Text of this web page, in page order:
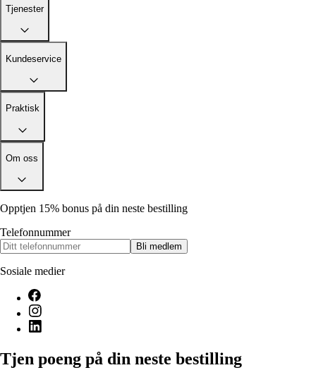
Tjenester
Kundeservice
Praktisk
Om oss
Opptjen 15% bonus på din neste bestilling
Telefonnummer
Bli medlem
Sosiale medier
Tjen poeng på din neste bestilling